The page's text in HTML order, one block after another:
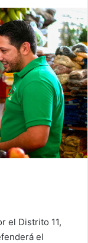
el Distrito 11,
el